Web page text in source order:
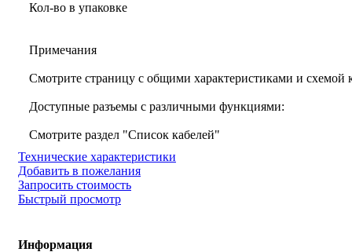
Кол-во в упаковке
Примечания
Смотрите страницу с общими характеристиками и схемой
Доступные разъемы с различными функциями:
Смотрите раздел "Список кабелей"
Технические характеристики
Добавить в пожелания
Запросить стоимость
Быстрый просмотр
Информация